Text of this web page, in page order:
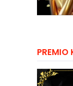
PREMIO